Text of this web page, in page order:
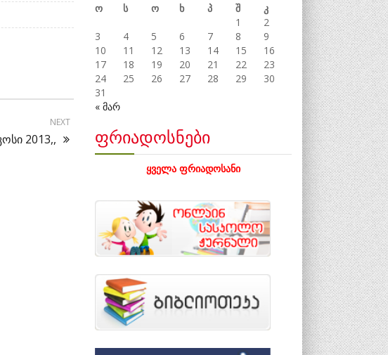
NEXT
2013,,
ო
ს ო ხ პ შ
კ
1
2
3
4 5 6 7 8
9
10
11 12 13 14 15
16
17
18 19 20 21 22
23
24
25 26 27 28 29
30
31
« მარ
ფრიადოსნები
ყველა ფრიადოსანი